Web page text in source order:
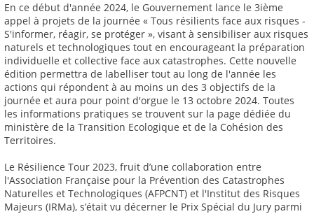
En ce début d'année 2024, le Gouvernement lance le 3ième
appel à projets de la journée « Tous résilients face aux risques -
S'informer, réagir, se protéger », visant à sensibiliser aux risques
naturels et technologiques tout en encourageant la préparation
individuelle et collective face aux catastrophes. Cette nouvelle
édition permettra de labelliser tout au long de l'année les
actions qui répondent à au moins un des 3 objectifs de la
journée et aura pour point d'orgue le 13 octobre 2024. Toutes
les informations pratiques se trouvent sur la page dédiée du
ministère de la Transition Ecologique et de la Cohésion des
Territoires.
Le Résilience Tour 2023, fruit d’une collaboration entre
l'Association Française pour la Prévention des Catastrophes
Naturelles et Technologiques (AFPCNT) et l'Institut des Risques
Majeurs (IRMa), s’était vu décerner le Prix Spécial du Jury parmi